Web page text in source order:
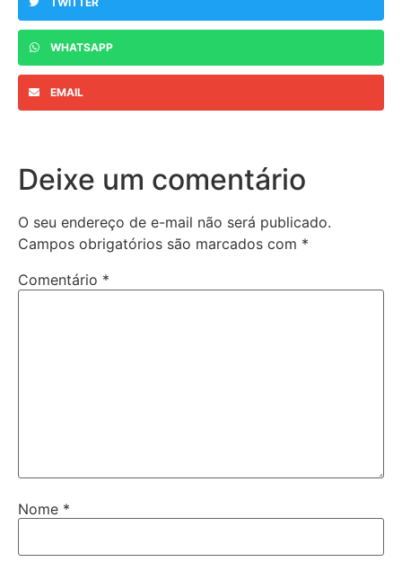
WHATSAPP
EMAIL
Deixe um comentário
O seu endereço de e-mail não será publicado.
Campos obrigatórios são marcados com *
Comentário *
Nome *